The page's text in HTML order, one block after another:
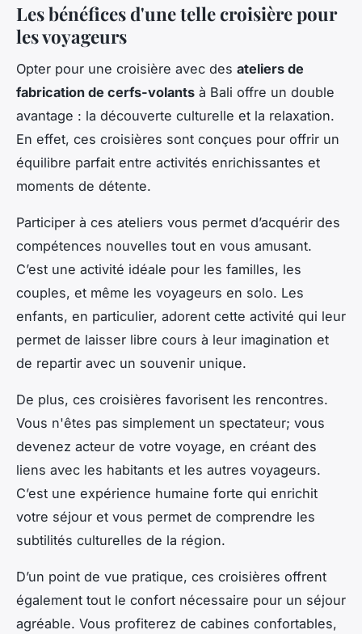
Les bénéfices d'une telle croisière pour
les voyageurs
Opter pour une croisière avec des ateliers de
fabrication de cerfs-volants à Bali offre un double
avantage : la découverte culturelle et la relaxation.
En effet, ces croisières sont conçues pour offrir un
équilibre parfait entre activités enrichissantes et
moments de détente.
Participer à ces ateliers vous permet d’acquérir des
compétences nouvelles tout en vous amusant.
C’est une activité idéale pour les familles, les
couples, et même les voyageurs en solo. Les
enfants, en particulier, adorent cette activité qui leur
permet de laisser libre cours à leur imagination et
de repartir avec un souvenir unique.
De plus, ces croisières favorisent les rencontres.
Vous n'êtes pas simplement un spectateur; vous
devenez acteur de votre voyage, en créant des
liens avec les habitants et les autres voyageurs.
C’est une expérience humaine forte qui enrichit
votre séjour et vous permet de comprendre les
subtilités culturelles de la région.
D’un point de vue pratique, ces croisières offrent
également tout le confort nécessaire pour un séjour
agréable. Vous profiterez de cabines confortables,